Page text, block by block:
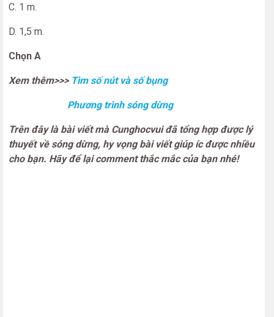
C. 1 m.
D. 1,5 m.
Chọn A
Xem thêm>>> Tìm số nút và số bụng
Phương trình sóng dừng
Trên đây là bài viết mà Cunghocvui đã tổng hợp được lý
thuyết về sóng dừng, hy vọng bài viết giúp íc được nhiều
cho bạn. Hãy để lại comment thắc mắc của bạn nhé!